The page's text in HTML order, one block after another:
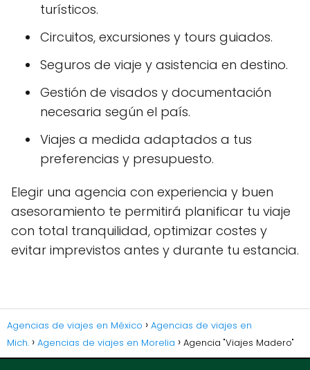
turísticos.
Circuitos, excursiones y tours guiados.
Seguros de viaje y asistencia en destino.
Gestión de visados y documentación
necesaria según el país.
Viajes a medida adaptados a tus
preferencias y presupuesto.
Elegir una agencia con experiencia y buen
asesoramiento te permitirá planificar tu viaje
con total tranquilidad, optimizar costes y
evitar imprevistos antes y durante tu estancia.
Agencias de viajes en México
Agencias de viajes en
Mich.
Agencias de viajes en Morelia Agencia "Viajes Madero"